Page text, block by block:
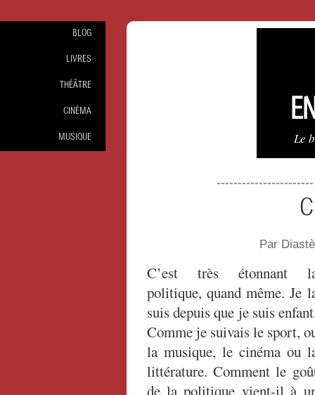
Le
Par
C’est très étonnant
politique, quand même. Je
suis depuis que je suis
Comme je suivais le sport,
la musique, le cinéma ou
littérature. Comment le
de la politique vient-il à
BLOG
LIVRES
THÉÂTRE
CINÉMA
MUSIQUE